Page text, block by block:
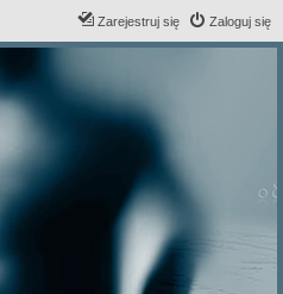
Zaloguj się
Zarejestruj się